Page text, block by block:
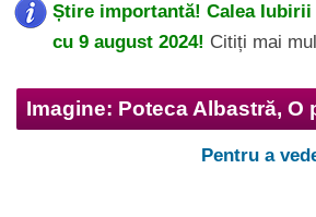
Știre importantă! Calea
cu 9 august 2024! Citiți mai
Imagine: Poteca Albastră, O
Pentru a